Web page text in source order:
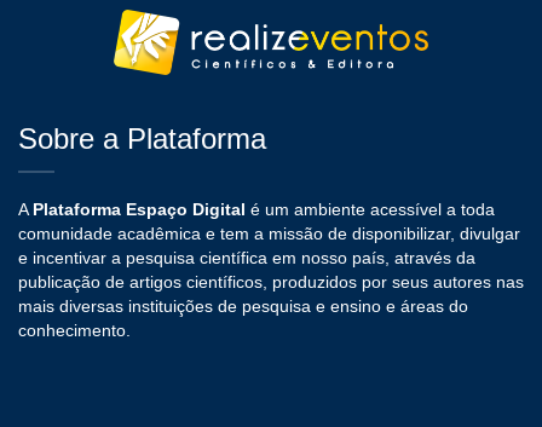
Sobre a Plataforma
A Plataforma Espaço Digital é um ambiente acessível a toda
comunidade acadêmica e tem a missão de disponibilizar, divulgar
e incentivar a pesquisa científica em nosso país, através da
publicação de artigos científicos, produzidos por seus autores nas
mais diversas instituições de pesquisa e ensino e áreas do
conhecimento.